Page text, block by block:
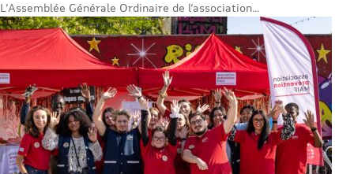
L’Assemblée Générale Ordinaire de l’association...